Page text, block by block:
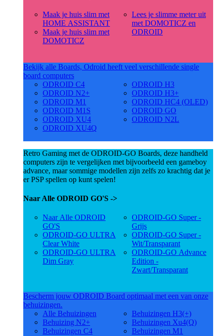
Maak je huis slim met
HOME ASSISTANT
Maak je huis slim met
DOMOTICZ
Lees je slimme meter uit
met DOMOTICZ en
ODROID
Bekijk alle Boards, Odroid heeft veel verschillende single
board computers
ODROID C4
ODROID N2+
ODROID M1
ODROID M1S
ODROID XU4
ODROID XU4Q
ODROID H3
ODROID H3+
ODROID HC4 (OLED)
ODROID GO
ODROID N2L
Retro Gaming met de ODROID-GO Boards, deze handheld
computers zijn te vergelijken met bijvoorbeeld een gameboy
advance, maar sommige modellen zijn zelfs zo krachtig dat je
er PSP spellen op kunt spelen!
Naar Alle ODROID GO'S ->
Naar Alle ODROID
GO'S
ODROID-GO ULTRA
Clear White
ODROID-GO ULTRA
Dim Gray
ODROID-GO Super -
Grijs
ODROID-GO Super -
Wit/Transparant
ODROID-GO Advance
Edition -
Zwart/Transparant
Bescherm jouw ODROID Board optimaal met een van onze
behuizingen.
Alle Behuizingen
Behuizing N2+
Behuizingen C4
Behuizingen H3(+)
Behuizingen Xu4(Q)
Behuizingen M1